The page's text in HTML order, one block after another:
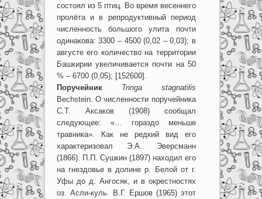
состоял из 5 птиц. Во время весеннего
пролёта и в репродуктивный период
численность большого улита почти
одинакова: 3300 – 4500 (0,02 – 0,03); в
августе его количество на территории
Башкирии увеличивается почти на 50
% – 6700 (0,05); [152600].
Поручейник
Tringa stagnatilis
Bechstein. О численности поручейника
С.Т. Аксаков (1908) сообщал
следующее: «… гораздо меньше
травника». Как не редкий вид его
характеризовал Э.А. Эверсманн
(1866). П.П. Сушкин (1897) находил его
на гнездовье в долине р. Белой от г.
Уфы до д. Ангосяк, и в окрестностях
оз. Асли-куль. В.Г. Ершов (1965) этот